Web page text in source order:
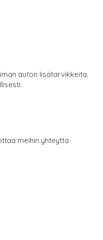
auton lisätarvikkeita.
meihin yhteyttä